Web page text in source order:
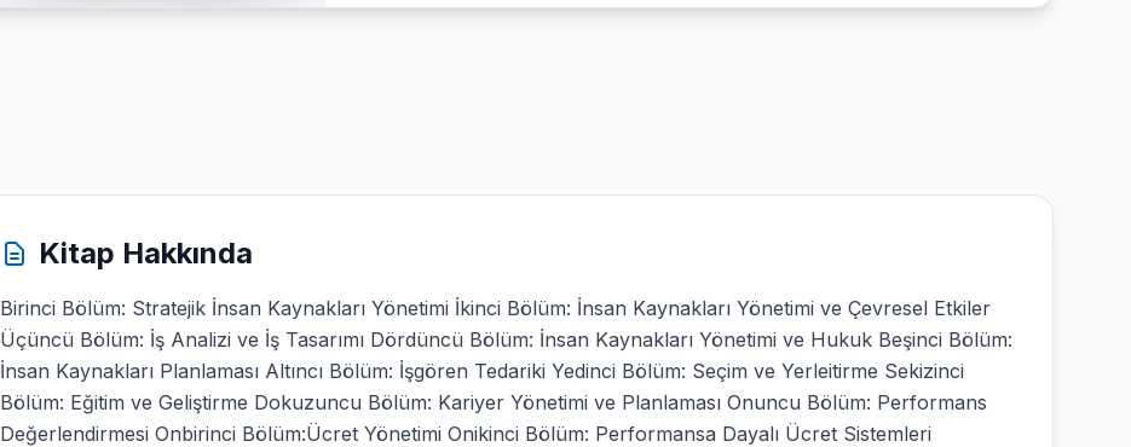
Kitap Hakkında
Birinci Bölüm: Stratejik İnsan Kaynakları Yönetimi İkinci Bölüm: İnsan Kaynakları Yönetimi ve Çevresel Etkiler
Üçüncü Bölüm: İş Analizi ve İş Tasarımı Dördüncü Bölüm: İnsan Kaynakları Yönetimi ve Hukuk Beşinci Bölüm:
İnsan Kaynakları Planlaması Altıncı Bölüm: İşgören Tedariki Yedinci Bölüm: Seçim ve Yerleitirme Sekizinci
Bölüm: Eğitim ve Geliştirme Dokuzuncu Bölüm: Kariyer Yönetimi ve Planlaması Onuncu Bölüm: Performans
Değerlendirmesi Onbirinci Bölüm:Ücret Yönetimi Onikinci Bölüm: Performansa Dayalı Ücret Sistemleri